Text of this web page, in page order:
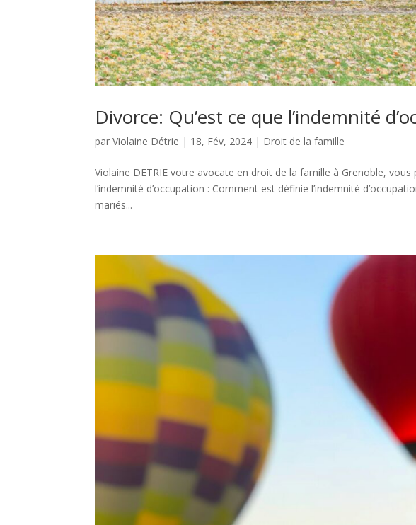
Divorce: Qu’est ce que l’indemnité
parViolaine Détrie | 18, Fév, 2024 | Droit de la famille
Violaine DETRIE votre avocate en droit de la famille à Grenoble,
l’indemnité d’occupation : Comment est définie l’indemnité
mariés...